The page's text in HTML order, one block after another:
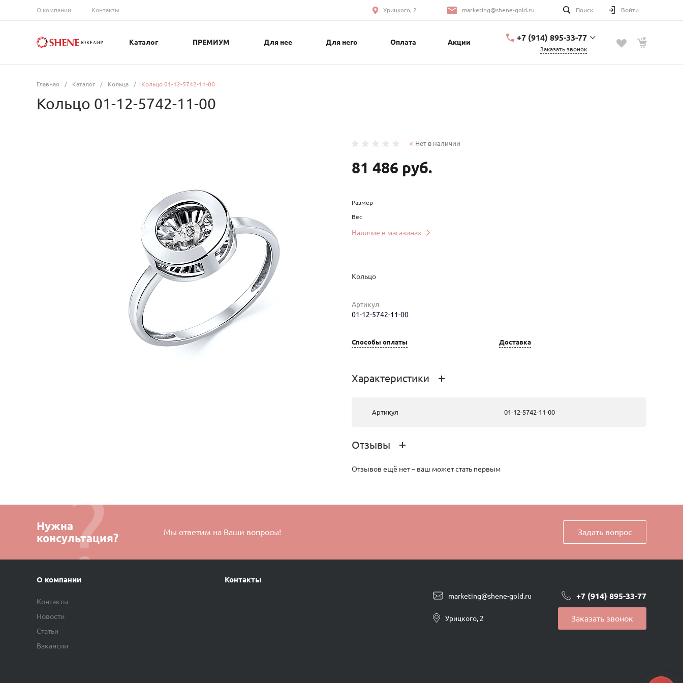
О компании Контакты Урицкого, 2 marketing@shene-gold.ru Поиск Войти
Каталог ПРЕМИУМ Для нее Для него Оплата Акции
+7 (914) 895-33-77
Заказать звонок
Главная / Каталог / Кольца / Кольцо 01-12-5742-11-00
Кольцо 01-12-5742-11-00
Нет в наличии
81 486 руб.
Размер
Вес
Наличие в магазинах
Наименование товара Магазин Цвет золота Вставка
PEOPLE’S
Кольцо
Артикул
01-12-5742-11-00
Способы оплаты Доставка
Характеристики
Артикул 01-12-5742-11-00
Отзывы
Отзывов ещё нет – ваш может стать первым
Нужна
консультация?
Мы ответим на Ваши вопросы! Задать вопрос
О компании
Контакты
Новости
Статьи
Вакансии
Контакты
marketing@shene-gold.ru +7 (914) 895-33-77
Урицкого, 2 Заказать звонок